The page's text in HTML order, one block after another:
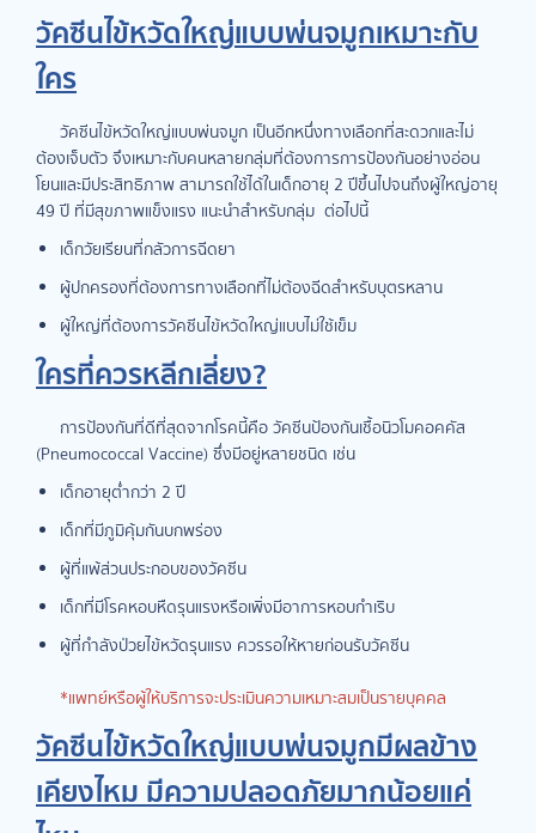
วัคซีนไข้หวัดใหญ่แบบพ่นจมูกเหมาะกับ
ใคร
วัคซีนไข้หวัดใหญ่แบบพ่นจมูก เป็นอีกหนึ่งทางเลือกที่สะดวกและไม่
ต้องเจ็บตัว จึงเหมาะกับคนหลายกลุ่มที่ต้องการการป้องกันอย่างอ่อน
โยนและมีประสิทธิภาพ สามารถใช้ได้ในเด็กอายุ 2 ปีขึ้นไปจนถึงผู้ใหญ่อายุ
49 ปี ที่มีสุขภาพแข็งแรง แนะนำสำหรับกลุ่ม ต่อไปนี้
เด็กวัยเรียนที่กลัวการฉีดยา
ผู้ปกครองที่ต้องการทางเลือกที่ไม่ต้องฉีดสำหรับบุตรหลาน
ผู้ใหญ่ที่ต้องการวัคซีนไข้หวัดใหญ่แบบไม่ใช้เข็ม
ใครที่ควรหลีกเลี่ยง?
การป้องกันที่ดีที่สุดจากโรคนี้คือ วัคซีนป้องกันเชื้อนิวโมคอคคัส
(Pneumococcal Vaccine) ซึ่งมีอยู่หลายชนิด เช่น
เด็กอายุต่ำกว่า 2 ปี
เด็กที่มีภูมิคุ้มกันบกพร่อง
ผู้ที่แพ้ส่วนประกอบของวัคซีน
เด็กที่มีโรคหอบหืดรุนแรงหรือเพิ่งมีอาการหอบกำเริบ
ผู้ที่กำลังป่วยไข้หวัดรุนแรง ควรรอให้หายก่อนรับวัคซีน
*แพทย์หรือผู้ให้บริการจะประเมินความเหมาะสมเป็นรายบุคคล
วัคซีนไข้หวัดใหญ่แบบพ่นจมูกมีผลข้าง
เคียงไหม มีความปลอดภัยมากน้อยแค่